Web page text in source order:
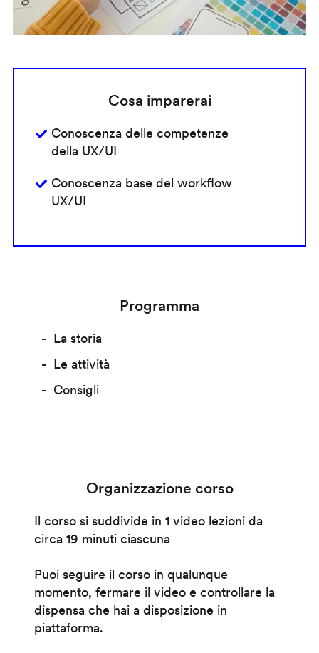
Cosa imparerai
Conoscenza delle competenze
della UX/UI
Conoscenza base del workflow
UX/UI
Programma
La storia
Le attività
Consigli
Organizzazione corso
Il corso si suddivide in 1 video lezioni da
circa 19 minuti ciascuna
Puoi seguire il corso in qualunque
momento, fermare il video e controllare la
dispensa che hai a disposizione in
piattaforma.